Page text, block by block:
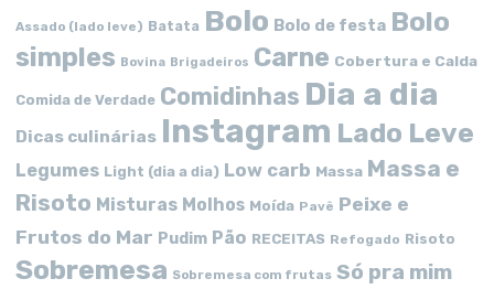
Assado (lado leve) Batata Bolo Bolo de festa Bolo
simples Bovina Brigadeiros Carne Cobertura e Calda
Comida de Verdade Comidinhas Dia a dia
Dicas culinárias Instagram Lado Leve
Legumes Light (dia a dia) Low carb Massa Massa e
Risoto Misturas Molhos Moída Pavê Peixe e
Frutos do Mar Pudim Pão RECEITAS Refogado Risoto
Sobremesa Sobremesa com frutas Só pra mim